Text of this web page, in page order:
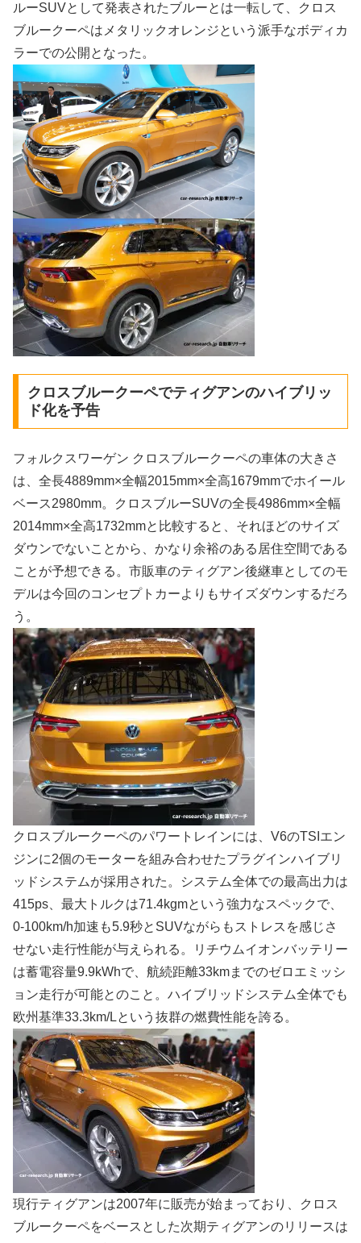
ルーSUVとして発表されたブルーとは一転して、クロス
ブルークーペはメタリックオレンジという派手なボディカ
ラーでの公開となった。
クロスブルークーペでティグアンのハイブリッ
ド化を予告
フォルクスワーゲン クロスブルークーペの車体の大きさ
は、全長4889mm×全幅2015mm×全高1679mmでホイール
ベース2980mm。クロスブルーSUVの全長4986mm×全幅
2014mm×全高1732mmと比較すると、それほどのサイズ
ダウンでないことから、かなり余裕のある居住空間である
ことが予想できる。市販車のティグアン後継車としてのモ
デルは今回のコンセプトカーよりもサイズダウンするだろ
う。
クロスブルークーペのパワートレインには、V6のTSIエン
ジンに2個のモーターを組み合わせたプラグインハイブリ
ッドシステムが採用された。システム全体での最高出力は
415ps、最大トルクは71.4kgmという強力なスペックで、
0-100km/h加速も5.9秒とSUVながらもストレスを感じさ
せない走行性能が与えられる。リチウムイオンバッテリー
は蓄電容量9.9kWhで、航続距離33kmまでのゼロエミッシ
ョン走行が可能とのこと。ハイブリッドシステム全体でも
欧州基準33.3km/Lという抜群の燃費性能を誇る。
現行ティグアンは2007年に販売が始まっており、クロス
ブルークーペをベースとした次期ティグアンのリリースは